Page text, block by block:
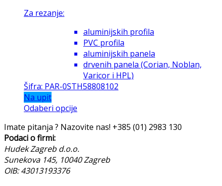
Za rezanje:
aluminijskih profila
PVC profila
aluminijskih panela
drvenih panela (Corian, Noblan,
Varicor i HPL)
Šifra: PAR-0STH58808102
Na upit
Odaberi opcije
Imate pitanja ? Nazovite nas! +385 (01) 2983 130
Podaci o firmi:
Hudek Zagreb d.o.o.
Sunekova 145, 10040 Zagreb
OIB: 43013193376